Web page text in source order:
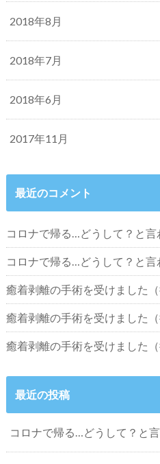
2018年8月
2018年7月
2018年6月
2017年11月
最近のコメント
コロナで帰る…どうして？と言
コロナで帰る…どうして？と言
癒着剥離の手術を受けました（
癒着剥離の手術を受けました（
癒着剥離の手術を受けました（
最近の投稿
コロナで帰る…どうして？と言